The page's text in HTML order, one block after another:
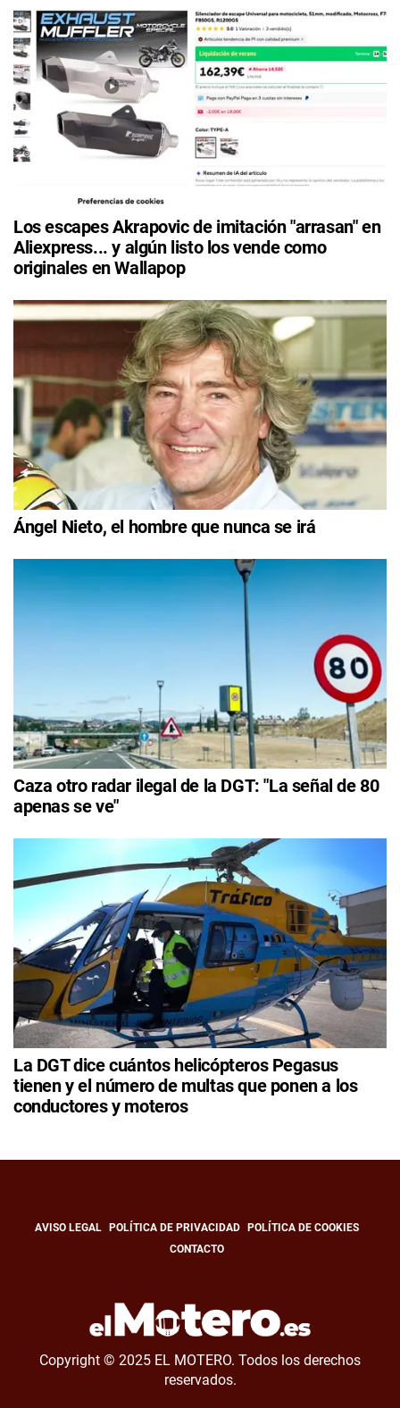
Los escapes Akrapovic de imitación "arrasan" en
Aliexpress... y algún listo los vende como
originales en Wallapop
Ángel Nieto, el hombre que nunca se irá
Caza otro radar ilegal de la DGT: "La señal de 80
apenas se ve"
La DGT dice cuántos helicópteros Pegasus
tienen y el número de multas que ponen a los
conductores y moteros
AVISO LEGAL POLÍTICA DE PRIVACIDAD
POLÍTICA DE COOKIES
CONTACTO
Copyright © 2025 EL MOTERO. Todos los derechos
reservados.